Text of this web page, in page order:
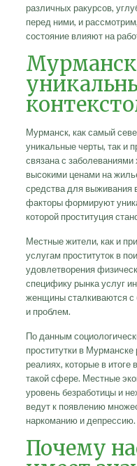
различных ракурсов,
перед ними, и
состояние влияют на
Мурманск, как самый
уникальные черты, так и
связана с заболеваниями
высокими ценами на
средства для выживания
факторы формируют
которой проституция
Местные жители, как и
услугам проституток в
удовлетворения
специфику рынка услуг
женщины сталкиваются с
и проблем.
По данным
проститутки в
реалиях, которые в итоге
такой сфере. Местные
уровень безработицы и
ведут к появлению
наркоманию и депрессию.
Почему